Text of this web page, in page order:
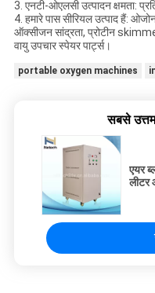
3. एनटी-ओएलसी उत्पादन क्षमता:
4. हमारे पास सीरियल उत्पाद हैं:
ऑक्सीजन सांद्रता, प्रोटीन
वायु उपचार स्पेयर पार्ट्स।
portable oxygen machines
सबसे उत्तम
एयर
लीटर